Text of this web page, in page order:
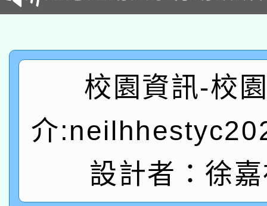
招)
本館辦理115年度閱讀
暨閱讀推動專業研習
礎課程
A3數位素養講師名單
「數位內容與教學軟
pilot」
有關大陸委員會函釋公
薪期間赴陸應申請許可
轉知經濟部水利署委託
業技術研究院辦理「
115年8月22日(星期六
校園資訊-校
介
設計者：徐